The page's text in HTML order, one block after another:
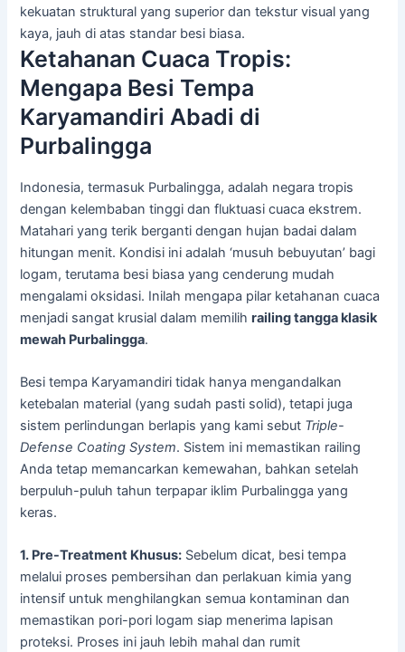
kekuatan struktural yang superior dan tekstur visual yang
kaya, jauh di atas standar besi biasa.
Ketahanan Cuaca Tropis:
Mengapa Besi Tempa
Karyamandiri Abadi di
Purbalingga
Indonesia, termasuk Purbalingga, adalah negara tropis
dengan kelembaban tinggi dan fluktuasi cuaca ekstrem.
Matahari yang terik berganti dengan hujan badai dalam
hitungan menit. Kondisi ini adalah ‘musuh bebuyutan’ bagi
logam, terutama besi biasa yang cenderung mudah
mengalami oksidasi. Inilah mengapa pilar ketahanan cuaca
menjadi sangat krusial dalam memilihrailing tangga klasik
mewah Purbalingga.
Besi tempa Karyamandiri tidak hanya mengandalkan
ketebalan material (yang sudah pasti solid), tetapi juga
sistem perlindungan berlapis yang kami sebut Triple-
Defense Coating System. Sistem ini memastikan railing
Anda tetap memancarkan kemewahan, bahkan setelah
berpuluh-puluh tahun terpapar iklim Purbalingga yang
keras.
1. Pre-Treatment Khusus: Sebelum dicat, besi tempa
melalui proses pembersihan dan perlakuan kimia yang
intensif untuk menghilangkan semua kontaminan dan
memastikan pori-pori logam siap menerima lapisan
proteksi. Proses ini jauh lebih mahal dan rumit